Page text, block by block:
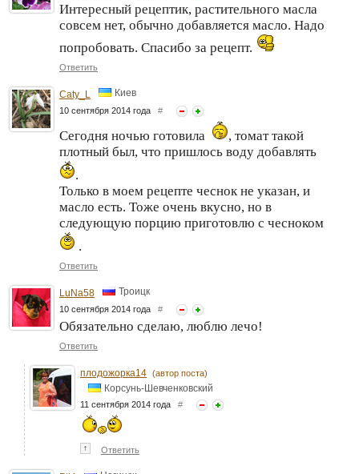
Интересный рецептик, растительного масла
совсем нет, обычно добавляется масло. Надо
попробовать. Спасибо за рецепт.
Ответить
Caty_L Киев
10 сентября 2014 года #
Сегодня ночью готовила
, томат такой
плотный был, что пришлось воду добавлять
.
Только в моем рецепте чеснок не указан, и
масло есть. Тоже очень вкусно, но в
следующую порцию приготовлю с чесноком
.
Ответить
LuNa58 Троицк
10 сентября 2014 года #
Обязательно сделаю, люблю лечо!
Ответить
плодожорка14 (автор поста)
Корсунь-Шевченковский
11 сентября 2014 года #
↑ Ответить